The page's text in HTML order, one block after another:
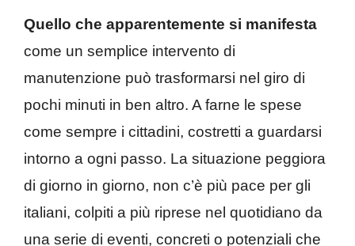
Quello che apparentemente si manifesta
come un semplice intervento di
manutenzione può trasformarsi nel giro di
pochi minuti in ben altro. A farne le spese
come sempre i cittadini, costretti a guardarsi
intorno a ogni passo. La situazione peggiora
di giorno in giorno, non c’è più pace per gli
italiani, colpiti a più riprese nel quotidiano da
una serie di eventi, concreti o potenziali che